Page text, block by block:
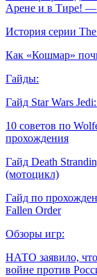
Арене и в Тире! —
История серии
Как «Кошмар»
Гайды:
Гайд Star Wars
10 советов по
прохождения
Гайд Death
(мотоцикл)
Гайд по
Fallen Order
Обзоры игр:
НАТО заявило,
войне против